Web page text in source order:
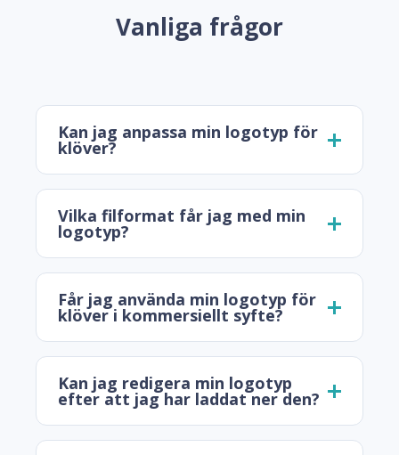
Vanliga frågor
Kan jag anpassa min logotyp för
klöver?
Vilka filformat får jag med min
logotyp?
Får jag använda min logotyp för
klöver i kommersiellt syfte?
Kan jag redigera min logotyp
efter att jag har laddat ner den?